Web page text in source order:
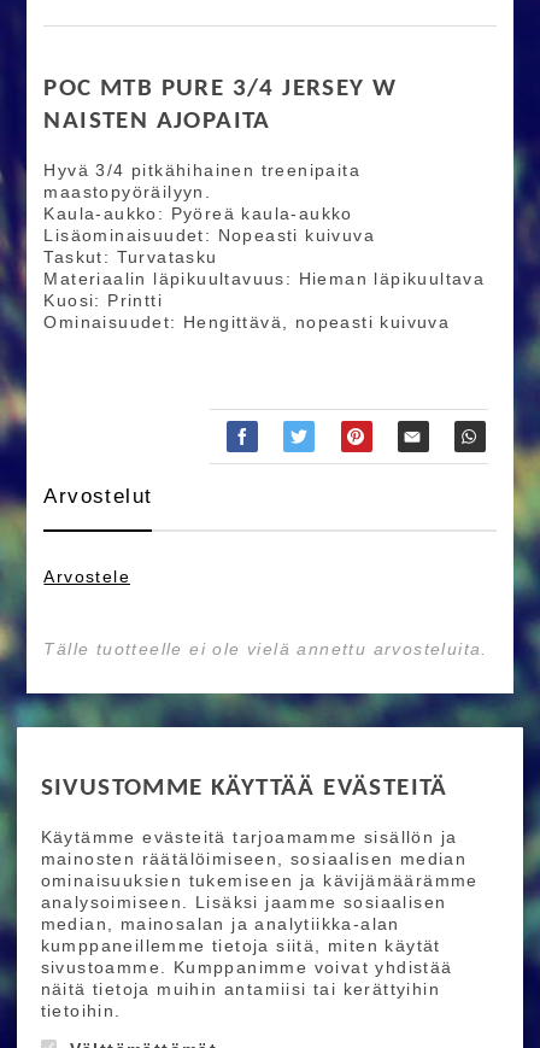
SIVUSTOMME KÄYTTÄÄ EVÄSTEITÄ
Käytämme evästeitä tarjoamamme sisällön ja
mainosten räätälöimiseen, sosiaalisen median
ominaisuuksien tukemiseen ja kävijämäärämme
analysoimiseen. Lisäksi jaamme sosiaalisen
median, mainosalan ja analytiikka-alan
kumppaneillemme tietoja siitä, miten käytät
sivustoamme. Kumppanimme voivat yhdistää
näitä tietoja muihin antamiisi tai kerättyihin
tietoihin.
POC MTB PURE 3/4 JERSEY W
NAISTEN AJOPAITA
Hyvä 3/4 pitkähihainen treenipaita
maastopyöräilyyn.
Kaula-aukko: Pyöreä kaula-aukko
Lisäominaisuudet: Nopeasti kuivuva
Taskut: Turvatasku
Materiaalin läpikuultavuus: Hieman läpikuultava
Kuosi: Printti
Ominaisuudet: Hengittävä, nopeasti kuivuva
Arvostelut
Arvostele
Tälle tuotteelle ei ole vielä annettu arvosteluita.
Ride More – Pyöräkauppa ja pyörähuolto
Helsingissä
TILAA UUTISKIRJEEMME
Tilaamalla uutiskirjeemme saat uusimmat edut
suoraan sähköpostiisi.